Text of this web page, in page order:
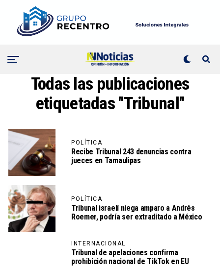
Todas las publicaciones
etiquetadas "Tribunal"
POLÍTICA
Recibe Tribunal 243 denuncias contra
jueces en Tamaulipas
POLÍTICA
Tribunal israelí niega amparo a Andrés
Roemer, podría ser extraditado a México
INTERNACIONAL
Tribunal de apelaciones confirma
prohibición nacional de TikTok en EU